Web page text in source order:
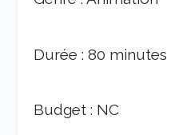
Durée : 80 minutes
Budget : NC